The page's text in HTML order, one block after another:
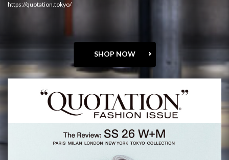
https://quotation.tokyo/
SHOP NOW